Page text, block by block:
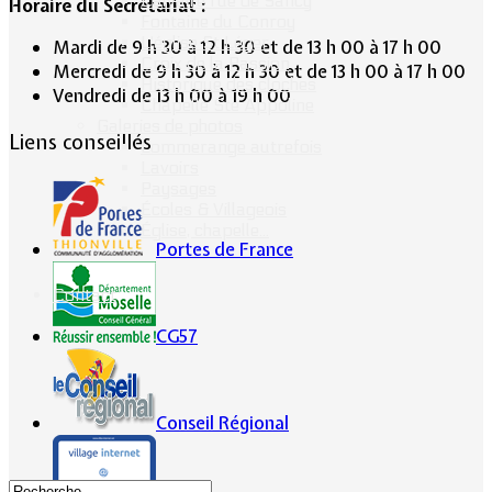
L'église St Léger
Croix de la Passion
Historique des cloches
Chapelle Ste Appoline
Lommerange autrefois
Écoles & Villageois
Église, chapelle...
Contact
Horaire du Secrétariat :
Mardi de 9 h 30 à 12 h 30 et de 13 h 00 à 17 h 00
Mercredi de 9 h 30 à 12 h 30 et de 13 h 00 à 17 h 00
Vendredi de 13 h 00 à 19 h 00
Liens conseillés
Portes de France
CG57
Conseil Régional